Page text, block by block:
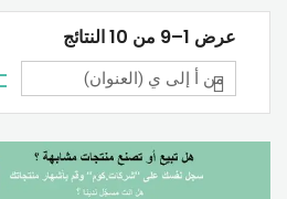
عرض 1–9 من 10 النتائج